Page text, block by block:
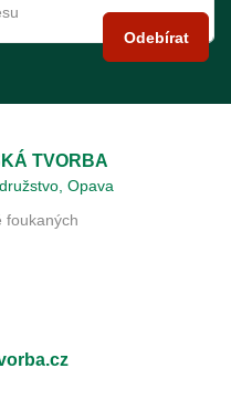
Odebírat
TVORBA
Opava
foukaných